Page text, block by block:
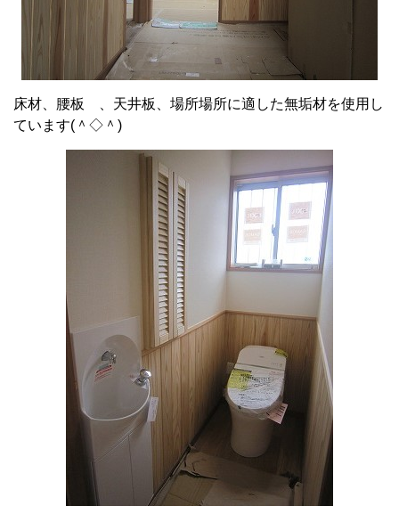
床材、腰板 、天井板、場所場所に適した無垢材を使用し
ています(＾◇＾)